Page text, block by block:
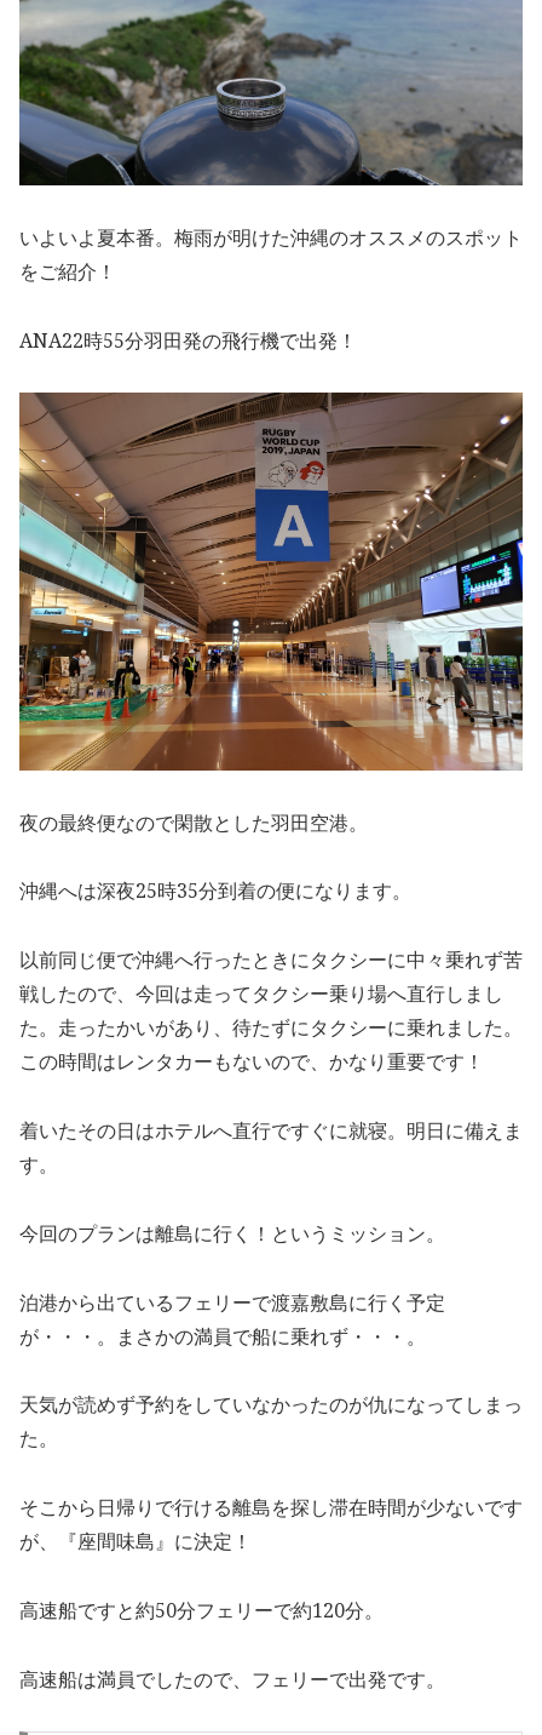
いよいよ夏本番。梅雨が明けた沖縄のオススメのスポット
をご紹介！
ANA22時55分羽田発の飛行機で出発！
夜の最終便なので閑散とした羽田空港。
沖縄へは深夜25時35分到着の便になります。
以前同じ便で沖縄へ行ったときにタクシーに中々乗れず苦
戦したので、今回は走ってタクシー乗り場へ直行しまし
た。走ったかいがあり、待たずにタクシーに乗れました。
この時間はレンタカーもないので、かなり重要です！
着いたその日はホテルへ直行ですぐに就寝。明日に備えま
す。
今回のプランは離島に行く！というミッション。
泊港から出ているフェリーで渡嘉敷島に行く予定
が・・・。まさかの満員で船に乗れず・・・。
天気が読めず予約をしていなかったのが仇になってしまっ
た。
そこから日帰りで行ける離島を探し滞在時間が少ないです
が、『座間味島』に決定！
高速船ですと約50分フェリーで約120分。
高速船は満員でしたので、フェリーで出発です。